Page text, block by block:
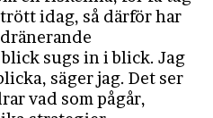
idag, så därför har
sugs in i blick. Jag
säger jag. Det ser
vad som pågår,